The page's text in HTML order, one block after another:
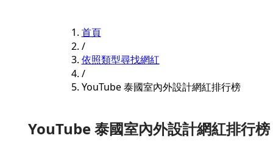
首頁
/
依照類型尋找網紅
/
YouTube 泰國室內外設計網紅排行榜
YouTube 泰國室內外設計網紅排行榜